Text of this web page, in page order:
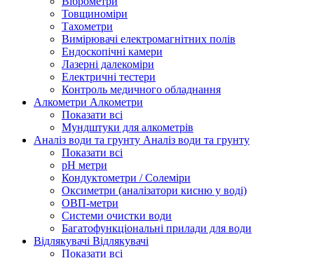
Товщиноміри
Тахометри
Вимірювачі електромагнітних полів
Ендоскопічні камери
Лазерні далекоміри
Електричні тестери
Контроль медичного обладнання
Алкометри Алкометри
Показати всі
Мундштуки для алкометрів
Аналіз води та грунту Аналіз води та грунту
Показати всі
рН метри
Кондуктометри / Солеміри
Оксиметри (аналізатори кисню у воді)
ОВП-метри
Системи очистки води
Багатофункціональні прилади для води
Відлякувачі Відлякувачі
Показати всі